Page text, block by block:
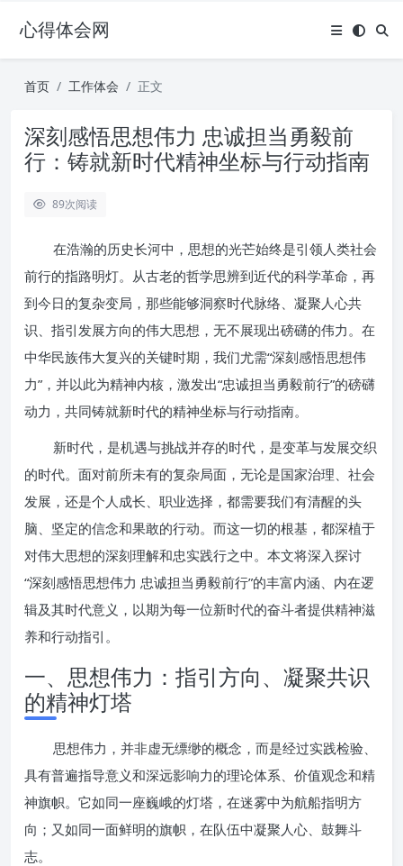
心得体会网
首页 工作体会 正文
深刻感悟思想伟力 忠诚担当勇毅前
行：铸就新时代精神坐标与行动指南
89次阅读
在浩瀚的历史长河中，思想的光芒始终是引领人类社会
前行的指路明灯。从古老的哲学思辨到近代的科学革命，再
到今日的复杂变局，那些能够洞察时代脉络、凝聚人心共
识、指引发展方向的伟大思想，无不展现出磅礴的伟力。在
中华民族伟大复兴的关键时期，我们尤需“深刻感悟思想伟
力”，并以此为精神内核，激发出“忠诚担当勇毅前行”的磅礴
动力，共同铸就新时代的精神坐标与行动指南。
新时代，是机遇与挑战并存的时代，是变革与发展交织
的时代。面对前所未有的复杂局面，无论是国家治理、社会
发展，还是个人成长、职业选择，都需要我们有清醒的头
脑、坚定的信念和果敢的行动。而这一切的根基，都深植于
对伟大思想的深刻理解和忠实践行之中。本文将深入探讨
“深刻感悟思想伟力 忠诚担当勇毅前行”的丰富内涵、内在逻
辑及其时代意义，以期为每一位新时代的奋斗者提供精神滋
养和行动指引。
一、思想伟力：指引方向、凝聚共识
的精神灯塔
思想伟力，并非虚无缥缈的概念，而是经过实践检验、
具有普遍指导意义和深远影响力的理论体系、价值观念和精
神旗帜。它如同一座巍峨的灯塔，在迷雾中为航船指明方
向；又如同一面鲜明的旗帜，在队伍中凝聚人心、鼓舞斗
志。